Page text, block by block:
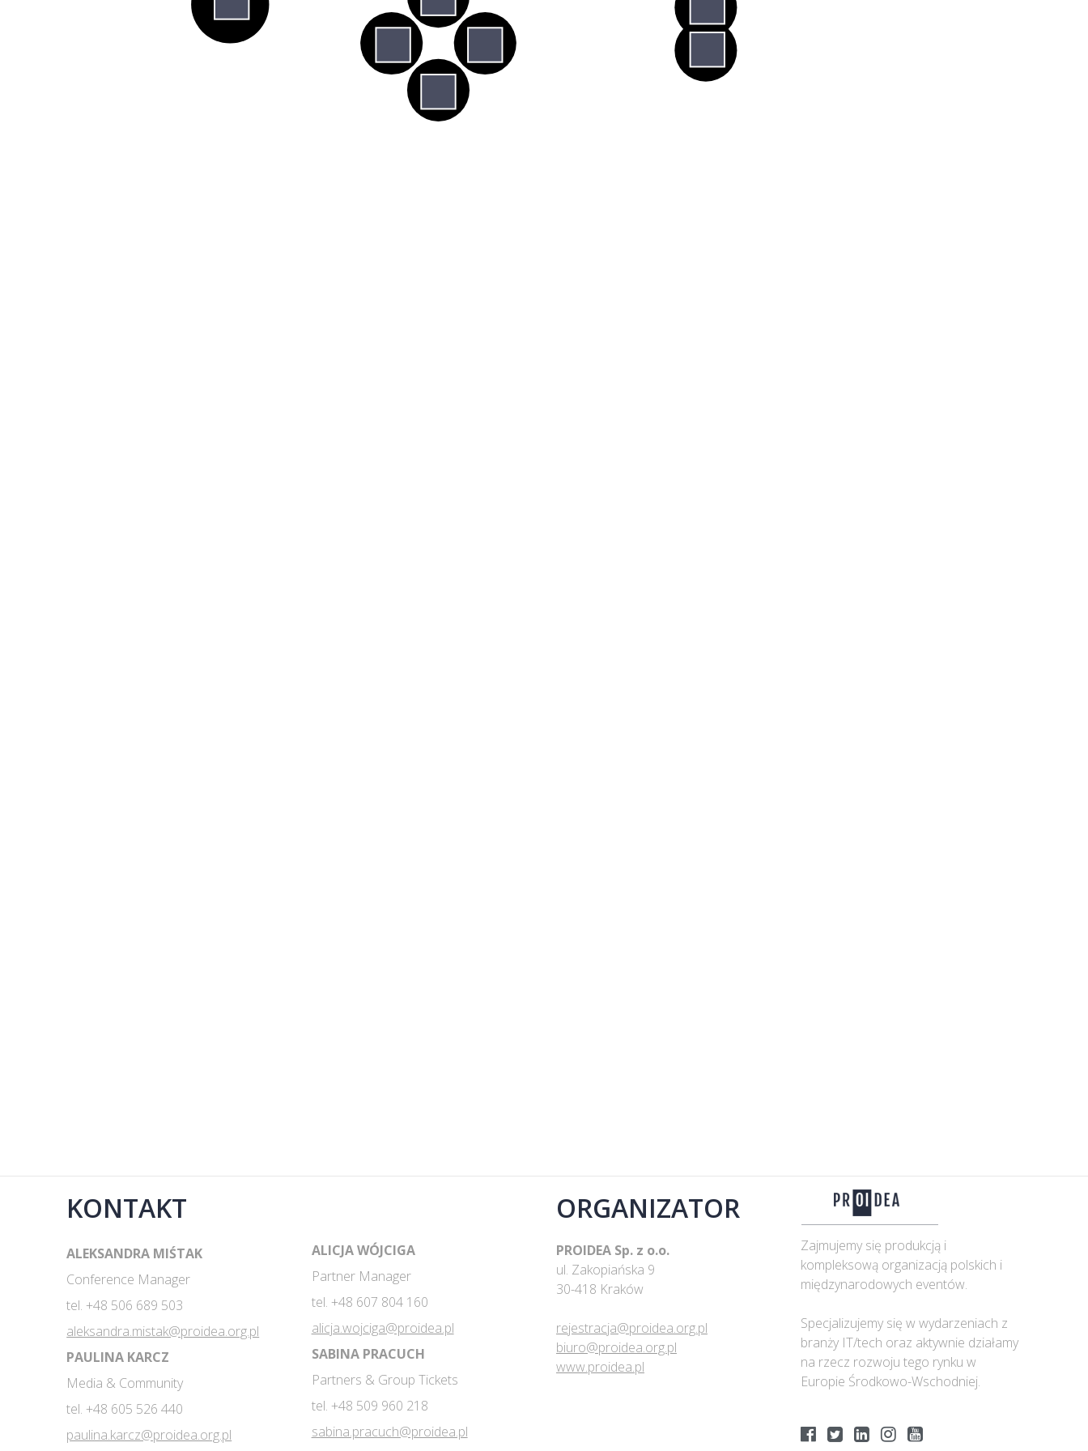
KONTAKT
ALEKSANDRA MIŚTAK
Conference Manager
tel. +48 506 689 503
aleksandra.mistak@proidea.org.pl
PAULINA KARCZ
Media & Community
tel. +48 605 526 440
paulina.karcz@proidea.org.pl
ALICJA WÓJCIGA
Partner Manager
tel. +48 607 804 160
alicja.wojciga@proidea.pl
SABINA PRACUCH
Partners & Group Tickets
tel. +48 509 960 218
sabina.pracuch@proidea.pl
ORGANIZATOR
PROIDEA Sp. z o.o.
ul. Zakopiańska 9
30-418 Kraków
rejestracja@proidea.org.pl
biuro@proidea.org.pl
www.proidea.pl
Zajmujemy się produkcją i
kompleksową organizacją polskich i
międzynarodowych eventów.
Specjalizujemy się w wydarzeniach z
branży IT/tech oraz aktywnie działamy
na rzecz rozwoju tego rynku w
Europie Środkowo-Wschodniej.